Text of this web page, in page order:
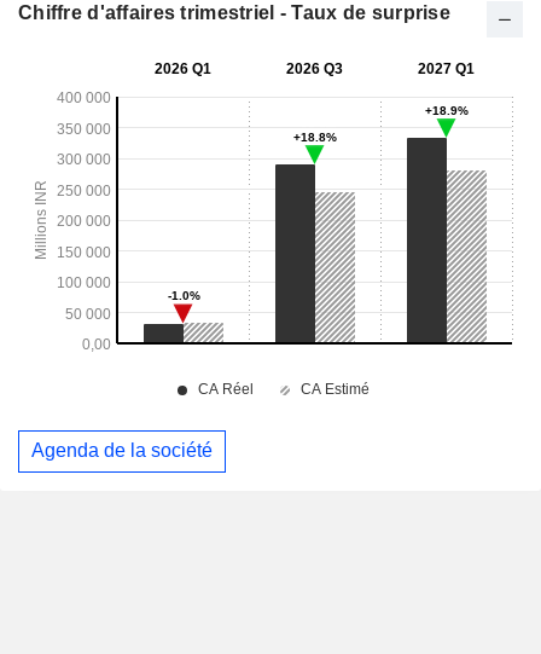
Chiffre d'affaires trimestriel - Taux de surprise
Agenda de la société